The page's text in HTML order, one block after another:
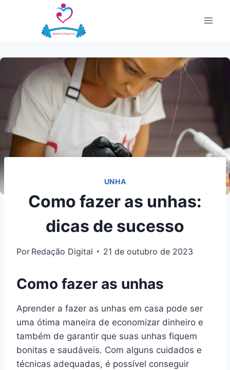
UNHA
Como fazer as unhas:
dicas de sucesso
Por Redação Digital 21 de outubro de 2023
Como fazer as unhas
Aprender a fazer as unhas em casa pode ser
uma ótima maneira de economizar dinheiro e
também de garantir que suas unhas fiquem
bonitas e saudáveis. Com alguns cuidados e
técnicas adequadas, é possível conseguir